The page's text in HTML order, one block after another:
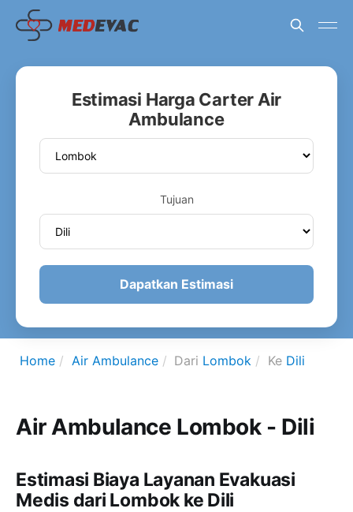
Estimasi Harga Carter Air
Ambulance
Tujuan
Dapatkan Estimasi
Home Air Ambulance Dari Lombok Ke Dili
Air Ambulance Lombok - Dili
Estimasi Biaya Layanan Evakuasi
Medis dari Lombok ke Dili